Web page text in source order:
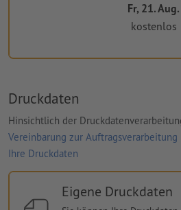
Fr, 21. Aug.
kostenlos
Druckdaten
Hinsichtlich der
Vereinbarung zur Auftragsverarbeitung
Ihre Druckdaten
Eigene Druckdaten